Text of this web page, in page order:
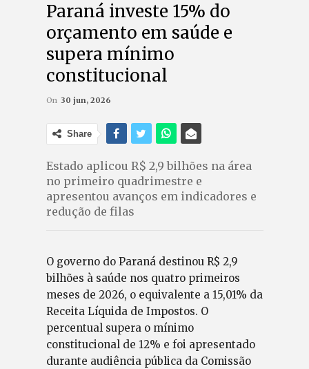
Paraná investe 15% do
orçamento em saúde e
supera mínimo
constitucional
On 30 jun, 2026
Share
Estado aplicou R$ 2,9 bilhões na área
no primeiro quadrimestre e
apresentou avanços em indicadores e
redução de filas
O governo do Paraná destinou R$ 2,9
bilhões à saúde nos quatro primeiros
meses de 2026, o equivalente a 15,01% da
Receita Líquida de Impostos. O
percentual supera o mínimo
constitucional de 12% e foi apresentado
durante audiência pública da Comissão